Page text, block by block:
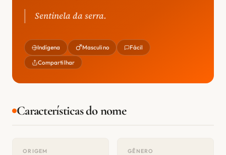
Sentinela da serra.
Indígena Masculino Fácil
Compartilhar
Características do nome
ORIGEM GÊNERO